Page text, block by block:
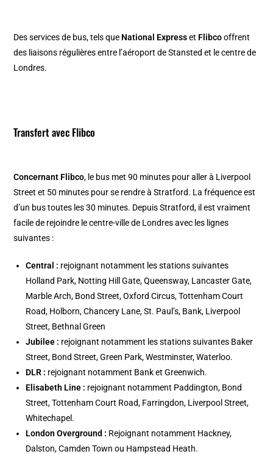
Des services de bus, tels que National Expresset Flibcooffrent
des liaisons régulières entre l’aéroport de Stansted et le centre de
Londres.
Transfert avec Flibco
Concernant Flibco, le bus met 90 minutes pour aller à Liverpool
Street et 50 minutes pour se rendre à Stratford. La fréquence est
d’un bus toutes les 30 minutes. Depuis Stratford, il est vraiment
facile de rejoindre le centre-ville de Londres avec les lignes
suivantes :
Central : rejoignant notamment les stations suivantes
Holland Park, Notting Hill Gate, Queensway, Lancaster Gate,
Marble Arch, Bond Street, Oxford Circus, Tottenham Court
Road, Holborn, Chancery Lane, St. Paul’s, Bank, Liverpool
Street, Bethnal Green
Jubilee : rejoignant notamment les stations suivantes Baker
Street, Bond Street, Green Park, Westminster, Waterloo.
DLR : rejoignant notamment Bank et Greenwich.
Elisabeth Line : rejoignant notamment Paddington, Bond
Street, Tottenham Court Road, Farringdon, Liverpool Street,
Whitechapel.
London Overground : Rejoignant notamment Hackney,
Dalston, Camden Town ou Hampstead Heath.